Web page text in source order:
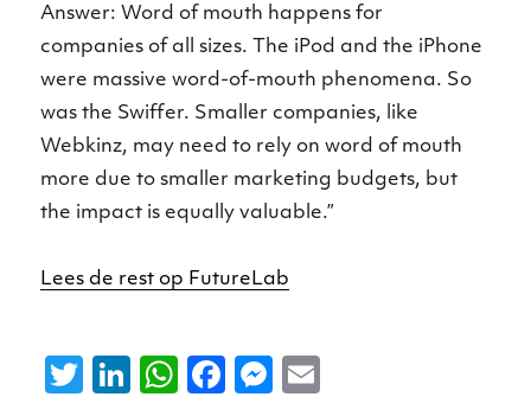
Answer: Word of mouth happens for
companies of all sizes. The iPod and the iPhone
were massive word-of-mouth phenomena. So
was the Swiffer. Smaller companies, like
Webkinz, may need to rely on word of mouth
more due to smaller marketing budgets, but
the impact is equally valuable.”
Lees de rest op FutureLab
T
Li
W F
M